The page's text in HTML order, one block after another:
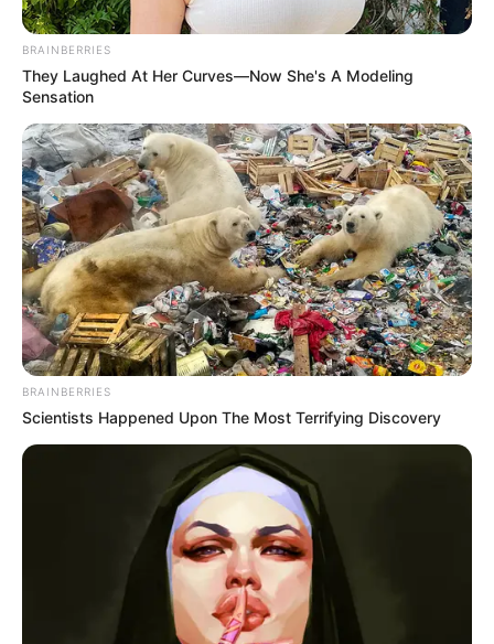
UIS
La UIS enfatizó que tales conductas atentan contra la
paz, el libre desarrollo de las labores institucionales y los
derechos humanos fundamentales.
Edna Catalina Porras Pico
COMPARTIR
BRAINBERRIES
They Laughed At Her Curves—Now She's A Modeling
Sensation
BRAINBERRIES
Scientists Happened Upon The Most Terrifying Discovery